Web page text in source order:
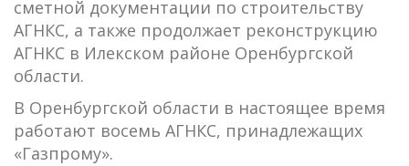
сметной документации по строительству
АГНКС, а также продолжает реконструкцию
АГНКС в Илекском районе Оренбургской
области.
В Оренбургской области в настоящее время
работают восемь АГНКС, принадлежащих
«Газпрому».